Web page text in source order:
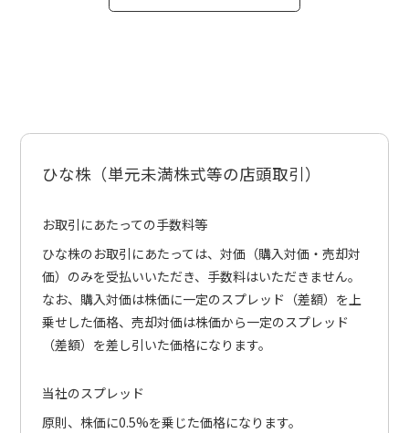
ひな株（単元未満株式等の店頭取引）
お取引にあたっての手数料等
ひな株のお取引にあたっては、対価（購入対価・売却対
価）のみを受払いいただき、手数料はいただきません。
なお、購入対価は株価に一定のスプレッド（差額）を上
乗せした価格、売却対価は株価から一定のスプレッド
（差額）を差し引いた価格になります。
当社のスプレッド
原則、株価に0.5%を乗じた価格になります。